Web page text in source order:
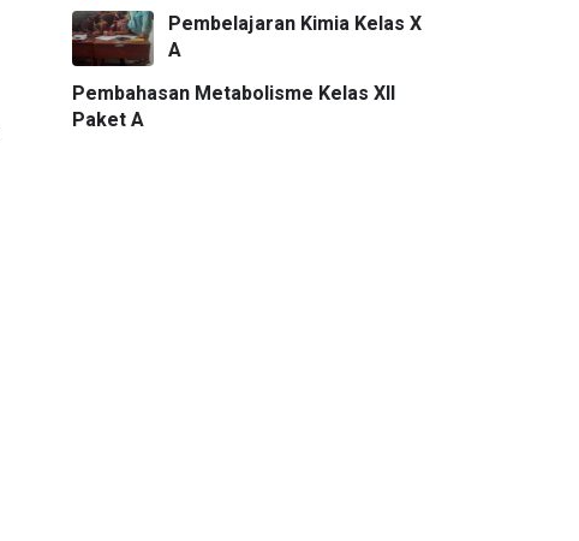
Pembelajaran Kimia Kelas X
A
Pembahasan Metabolisme Kelas XII
Paket A